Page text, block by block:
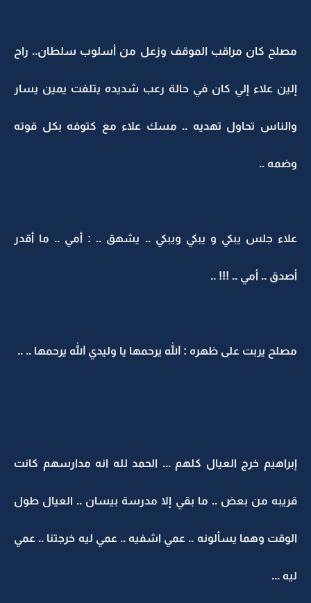
مصلح كان مراقب الموقف وزعل من أسلوب سلطان.. راح
إلين علاء إلي كان في حالة رعب شديده يتلفت يمين يسار
والناس تحاول تهديه .. مسك علاء مع كتوفه بكل قوته
وضمه ..
علاء جلس يبكي و يبكي ويبكي .. يشهق .. : أمي .. ما أقدر
أصدق .. أمي .. !!! ..
مصلح يربت على ظهره : الله يرحمها يا وليدي الله يرحمها .. ..
إبراهيم خرج العيال كلهم ... الحمد لله انه مدارسهم كانت
قريبه من بعض .. ما بقي إلا مدرسة بيسان .. العيال طول
الوقت وهما يسألونه .. عمي اشفيه .. عمي ليه خرجتنا .. عمي
ليه ...